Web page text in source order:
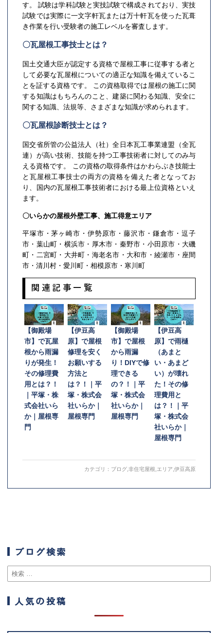
す。 試験は学科試験と実技試験で構成されており、実技
試験では実際に一文字軒瓦または万十軒瓦を使った瓦葺
き作業を行い受験者の施工レベルを審査します。
〇瓦屋根工事技士とは？
国土交通大臣が認定する資格で屋根工事に従事する者と
して必要な瓦屋根についての適正な知識を備えているこ
とを証する資格です。 この資格取得では屋根の施工に関
する知識はもちろんのこと、建築に関わる知識、安全に
関する知識、法規等、さまざまな知識が求められます。
〇瓦屋根診断技士とは？
国交省所管の公益法人（社）全日本瓦工事業連盟（全瓦
連）が高い技術、技能を持つ工事技術者に対してのみ与
える資格です。 この資格の取得条件はかわらぶき技能士
と瓦屋根工事技士の両方の資格を備えた者となってお
り、国内の瓦屋根工事技術者における最上位資格といえ
ます。
〇いらかの屋根外壁工事、施工得意エリア
平塚市・茅ヶ崎市・伊勢原市・藤沢市・鎌倉市・逗子
市・葉山町・横浜市・厚木市・秦野市・小田原市・大磯
町・二宮町・大井町・海老名市・大和市・綾瀬市・座間
市・清川村・愛川町・相模原市・寒川町
関連記事一覧
【御殿場
市】で瓦屋
根から雨漏
りが発生！
その修理費
用とは？！
｜平塚・株
式会社いら
か｜屋根専
門
【伊豆高
原】で屋根
修理を安く
お願いする
方法と
は？！｜平
塚・株式会
社いらか｜
屋根専門
【御殿場
市】で屋根
から雨漏
り！DIYで修
理できる
の？！｜平
塚・株式会
社いらか｜
屋根専門
【伊豆高
原】で雨樋
（あまと
い・あまど
い）が壊れ
た！その修
理費用と
は？！｜平
塚・株式会
社いらか｜
屋根専門
カテゴリ： ブログ 非住宅屋根 エリア 伊豆高原
ブログ検索
人気の投稿